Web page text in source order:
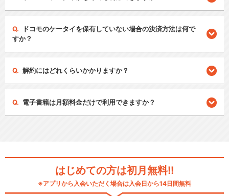
ドコモのケータイを保有していない場合の決済方法は何で
すか？
解約にはどれくらいかかりますか？
電子書籍は月額料金だけで利用できますか？
はじめての方は初月無料!!
※アプリから入会いただく場合は入会日から14日間無料